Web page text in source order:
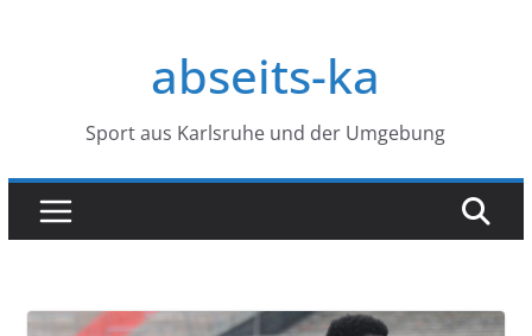
abseits-ka
Sport aus Karlsruhe und der Umgebung